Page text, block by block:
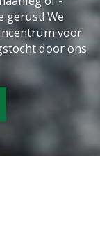
gerust! We
voor
door ons